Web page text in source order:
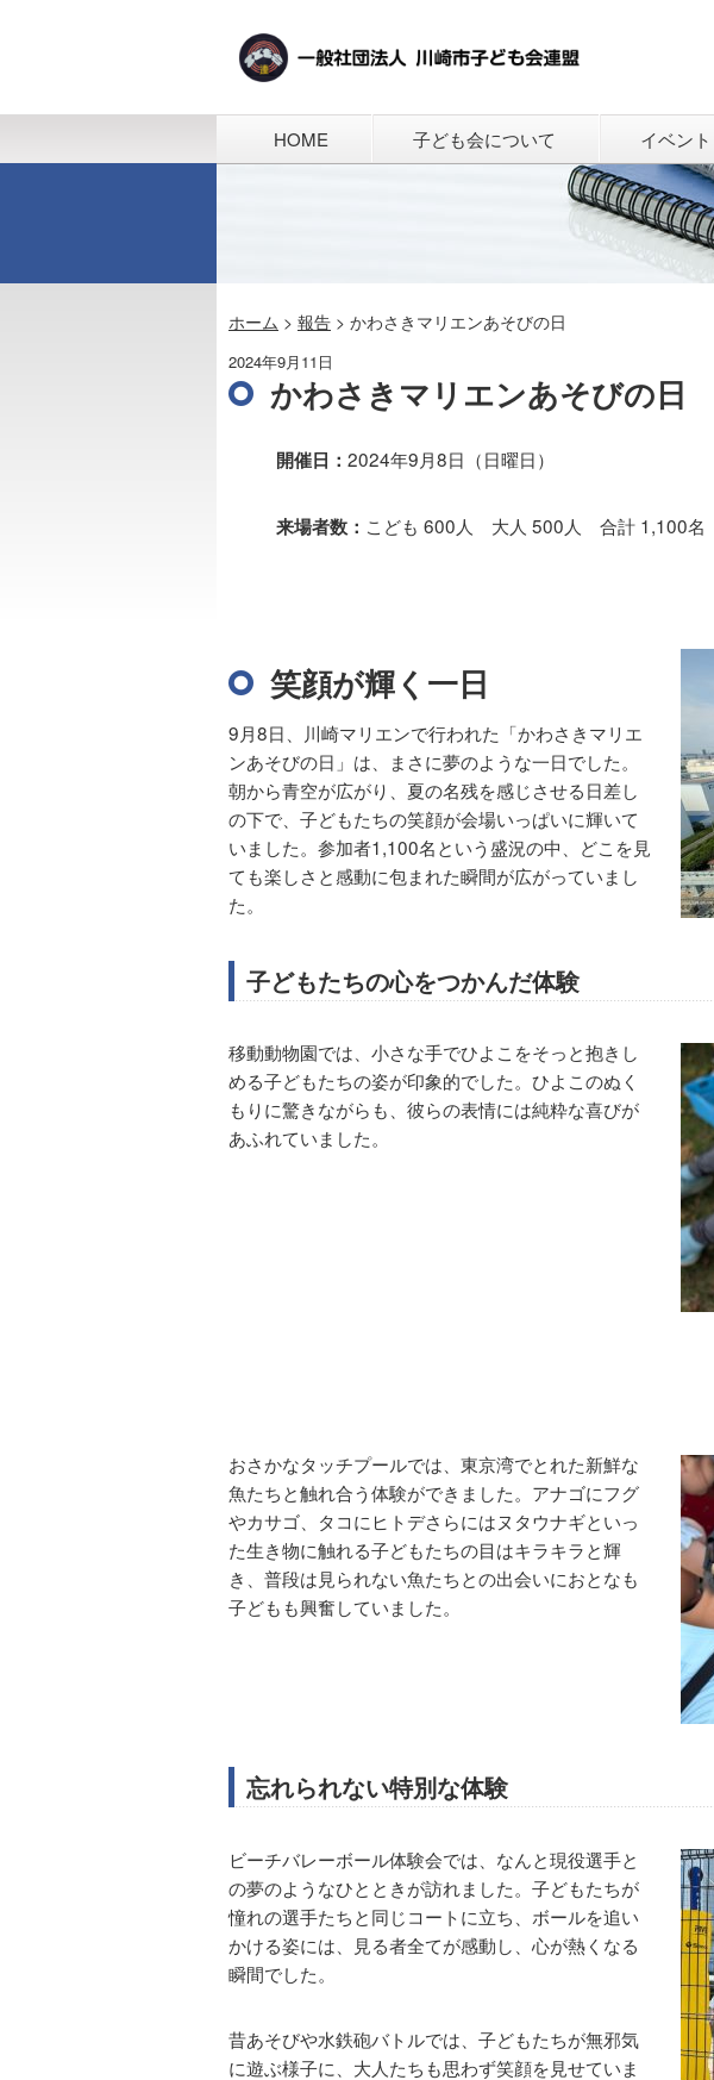
HOME 子ども会について イベント
ホーム > 報告 > かわさきマリエンあそびの日
2024年9月11日
かわさきマリエンあそびの日
開催日： 2024年9月8日（日曜日）
来場者数： こども 600人 大人 500人 合計 1,100名
笑顔が輝く一日
9月8日、川崎マリエンで行われた「かわさきマリエ
ンあそびの日」は、まさに夢のような一日でした。
朝から青空が広がり、夏の名残を感じさせる日差し
の下で、子どもたちの笑顔が会場いっぱいに輝いて
いました。参加者1,100名という盛況の中、どこを見
ても楽しさと感動に包まれた瞬間が広がっていまし
た。
子どもたちの心をつかんだ体験
移動動物園では、小さな手でひよこをそっと抱きし
める子どもたちの姿が印象的でした。ひよこのぬく
もりに驚きながらも、彼らの表情には純粋な喜びが
あふれていました。
おさかなタッチプールでは、東京湾でとれた新鮮な
魚たちと触れ合う体験ができました。アナゴにフグ
やカサゴ、タコにヒトデさらにはヌタウナギといっ
た生き物に触れる子どもたちの目はキラキラと輝
き、普段は見られない魚たちとの出会いにおとなも
子どもも興奮していました。
忘れられない特別な体験
ビーチバレーボール体験会では、なんと現役選手と
の夢のようなひとときが訪れました。子どもたちが
憧れの選手たちと同じコートに立ち、ボールを追い
かける姿には、見る者全てが感動し、心が熱くなる
瞬間でした。
昔あそびや水鉄砲バトルでは、子どもたちが無邪気
に遊ぶ様子に、大人たちも思わず笑顔を見せていま